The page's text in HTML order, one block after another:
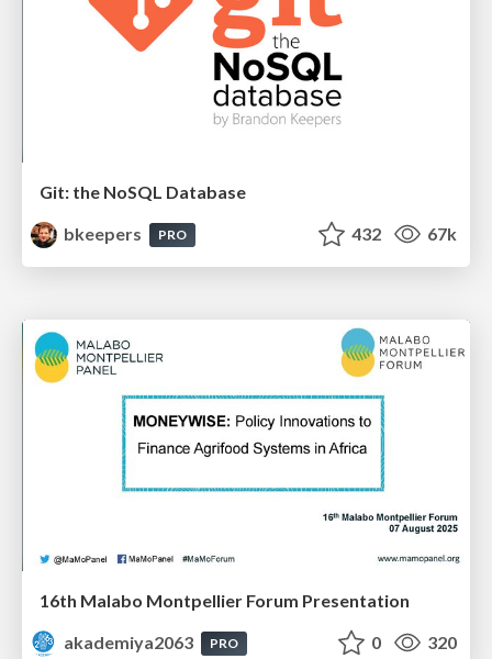
Git: the NoSQL Database
bkeepers
PRO 432 67k
16th Malabo Montpellier Forum Presentation
akademiya2063
PRO 0 320